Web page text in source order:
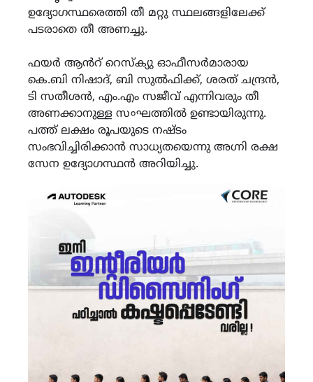
ഉദ്യോഗസ്ഥരെത്തി തീ മറ്റു സ്ഥലങ്ങളിലേക്ക്
പടരാതെ തീ അണച്ചു.
ഫയർ ആൻറ് റെസ്ക്യു ഓഫീസർമാരായ
കെ.ബി നിഷാദ്, ബി സുൽഫിക്ക്, ശരത് ചന്ദ്രൻ,
ടി സതീശൻ, എം.എം സജീവ് എന്നിവരും തീ
അണക്കാനുള്ള സ०ഘത്തിൽ ഉണ്ടായിരുന്നു.
പത്ത് ലക്ഷം രൂപയുടെ നഷ്ടം
സംഭവിച്ചിരിക്കാൻ സാധ്യതയെന്നു അഗ്നി രക്ഷ
സേന ഉദ്യോഗസ്ഥൻ അറിയിച്ചു.